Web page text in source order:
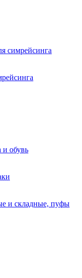
симрейсинга
и обувь
и складные, пуфы